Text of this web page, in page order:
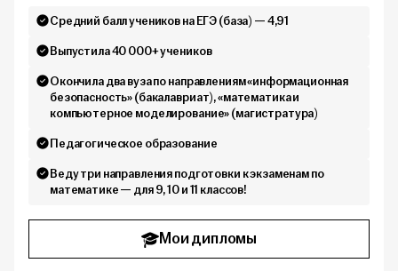
Средний балл учеников на ЕГЭ (база) — 4,91
Выпустила 40 000+ учеников
Окончила два вуза по направлениям «информационная
безопасность» (бакалавриат), «математика и
компьютерное моделирование» (магистратура)
Педагогическое образование
Веду три направления подготовки к экзаменам по
математике — для 9, 10 и 11 классов!
Мои дипломы